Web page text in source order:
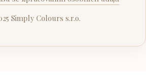
Simply Colours s.r.o.